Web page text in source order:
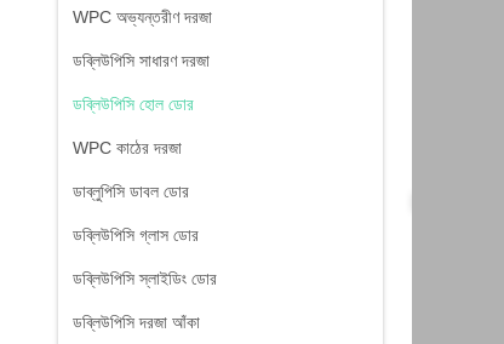
WPC অভ্যন্তরীণ দরজা
ডব্লিউপিসি সাধারণ দরজা
ডব্লিউপিসি হোল ডোর
WPC কাঠের দরজা
ডাব্লুপিসি ডাবল ডোর
ডব্লিউপিসি গ্লাস ডোর
ডব্লিউপিসি স্লাইডিং ডোর
ডব্লিউপিসি দরজা আঁকা